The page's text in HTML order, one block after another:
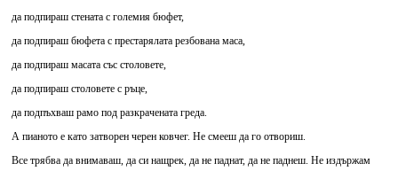
да подпираш стената с големия бюфет,
да подпираш бюфета с престарялата резбована маса,
да подпираш масата със столовете,
да подпираш столовете с ръце,
да подпъхваш рамо под разкрачената греда.
А пианото е като затворен черен ковчег. Не смееш да го отвориш.
Все трябва да внимаваш, да си нащрек, да не паднат, да не паднеш. Не издържам